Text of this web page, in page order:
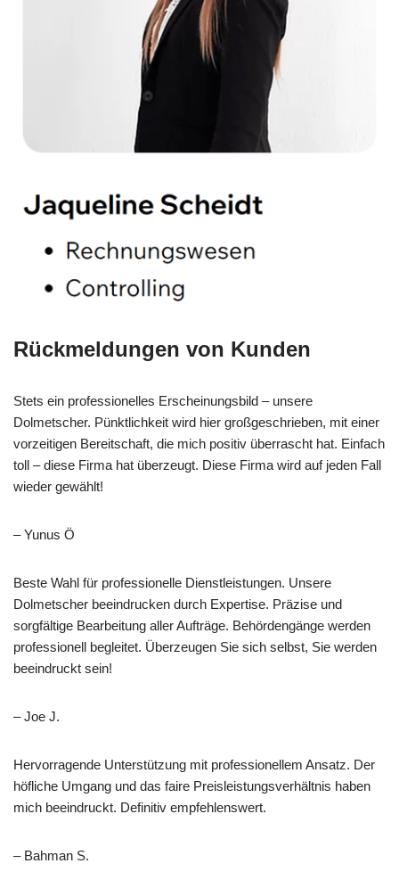
Rückmeldungen von Kunden
Stets ein professionelles Erscheinungsbild – unsere
Dolmetscher. Pünktlichkeit wird hier großgeschrieben, mit einer
vorzeitigen Bereitschaft, die mich positiv überrascht hat. Einfach
toll – diese Firma hat überzeugt. Diese Firma wird auf jeden Fall
wieder gewählt!
– Yunus Ö
Beste Wahl für professionelle Dienstleistungen. Unsere
Dolmetscher beeindrucken durch Expertise. Präzise und
sorgfältige Bearbeitung aller Aufträge. Behördengänge werden
professionell begleitet. Überzeugen Sie sich selbst, Sie werden
beeindruckt sein!
– Joe J.
Hervorragende Unterstützung mit professionellem Ansatz. Der
höfliche Umgang und das faire Preisleistungsverhältnis haben
mich beeindruckt. Definitiv empfehlenswert.
– Bahman S.